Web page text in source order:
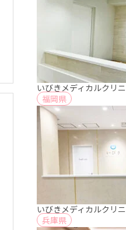
いびきメディカルクリ
福岡県
いびきメディカルクリ
兵庫県